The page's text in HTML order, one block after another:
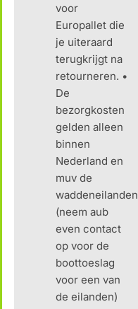
voor
Europallet die
je uiteraard
terugkrijgt na
retourneren. •
De
bezorgkosten
gelden alleen
binnen
Nederland en
muv de
waddeneilanden
(neem aub
even contact
op voor de
boottoeslag
voor een van
de eilanden)